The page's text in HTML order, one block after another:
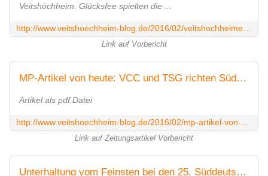
Veitshöchheim. Glücksfee spielten die ...
Link auf Vorbericht
MP-Artikel von heute: VCC und TSG richten Süddeutsche Meisterschaften im Tanzsport aus (20., 27., 28.2.2016) - Veitshöchheim News
Artikel als pdf.Datei
Link auf Zeitungsartikel Vorbericht
Unterhaltung vom Feinsten bei den 25. Süddeutschen Meisterschaften in der s.Oliver-Halle: Karnevalistischer Tanzsport begeistert, boomt und motiviert (Bernhard Schlereth) - Veitshöchheim News